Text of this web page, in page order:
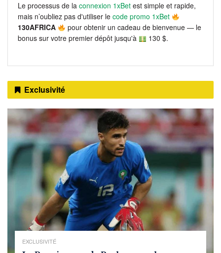
Le processus de la connexion 1xBet est simple et rapide,
mais n’oubliez pas d'utiliser le code promo 1xBet
130AFRICA
pour obtenir un cadeau de bienvenue — le
bonus sur votre premier dépôt jusqu'à
130 $.
Exclusivité
EXCLUSIVITÉ